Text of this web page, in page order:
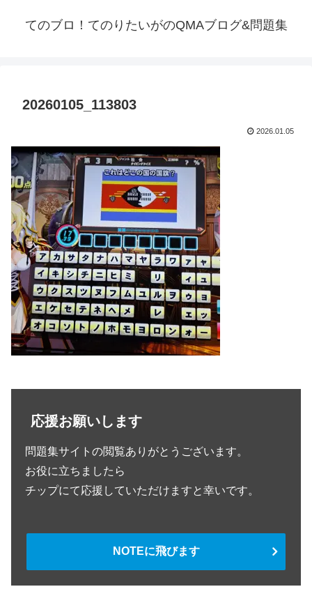
てのブロ！てのりたいがのQMAブログ&問題集
20260105_113803
2026.01.05
応援お願いします
問題集サイトの閲覧ありがとうございます。
お役に立ちましたら
チップにて応援していただけますと幸いです。
NOTEに飛びます